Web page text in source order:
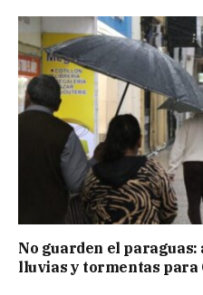
No guarden el
lluvias y tormentas para